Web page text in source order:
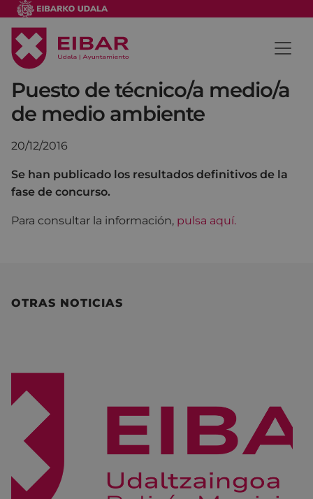
Puesto de técnico/a medio/a
de medio ambiente
20/12/2016
Se han publicado los resultados definitivos de la
fase de concurso.
Para consultar la información, pulsa aquí.
OTRAS NOTICIAS